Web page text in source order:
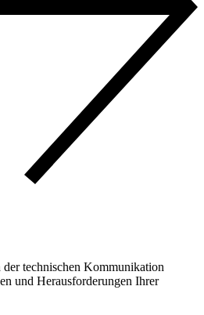
technischen Kommunikation
und Herausforderungen Ihrer